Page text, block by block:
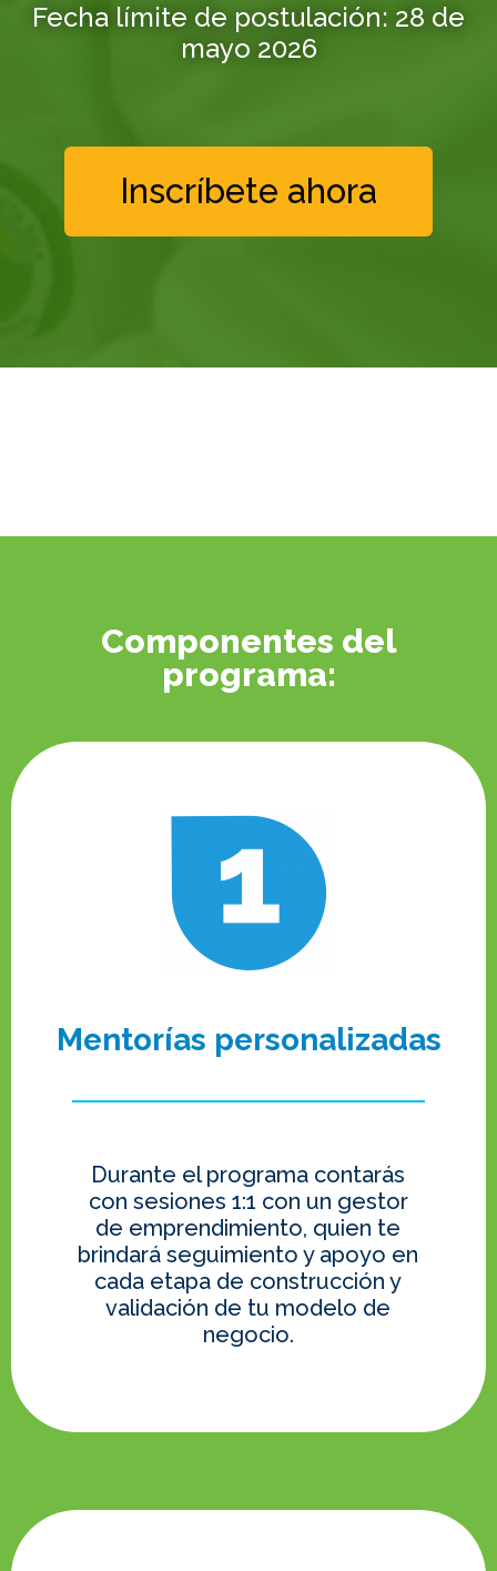
Fecha límite de postulación: 28 de
mayo 2026
Inscríbete ahora
Componentes del
programa:
Mentorías personalizadas
Durante el programa contarás
con sesiones 1:1 con un gestor
de emprendimiento, quien te
brindará seguimiento y apoyo en
cada etapa de construcción y
validación de tu modelo de
negocio.